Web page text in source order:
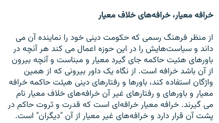
خرافه معیار، خرافه‌های خلاف معیار
از منظر فرهنگ رسمی که حکومت دینی خود را نماینده آن می
داند و سیاست‌هایش را در این حوزه اعمال می کند هر آنچه در
باورهای هئیت حاکمه جای گیرد معیار و مبناست و آنچه بیرون
از آن باشد خرافه است. از نگاه یک داور بیرونی که از همین
واژگان استفاده کند، باورها و رفتارهای دینی هیئت حاکمه خرافه
معیار و باورهای و رفتارهای غیر آن خرافه‌های خلاف معیار نام
می گیرند. خرافه معیار خرافه‌ای است که قدرت و ثروت حاکم در
پشت آن قرار دارد و خرافه‌های غیر معیار از آن "دیگران" است.